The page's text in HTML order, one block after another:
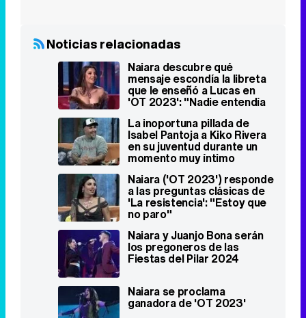
Noticias relacionadas
Naiara descubre qué
mensaje escondía la libreta
que le enseñó a Lucas en
'OT 2023': "Nadie entendía
La inoportuna pillada de
Isabel Pantoja a Kiko Rivera
en su juventud durante un
momento muy íntimo
Naiara ('OT 2023') responde
a las preguntas clásicas de
'La resistencia': "Estoy que
no paro"
Naiara y Juanjo Bona serán
los pregoneros de las
Fiestas del Pilar 2024
Naiara se proclama
ganadora de 'OT 2023'